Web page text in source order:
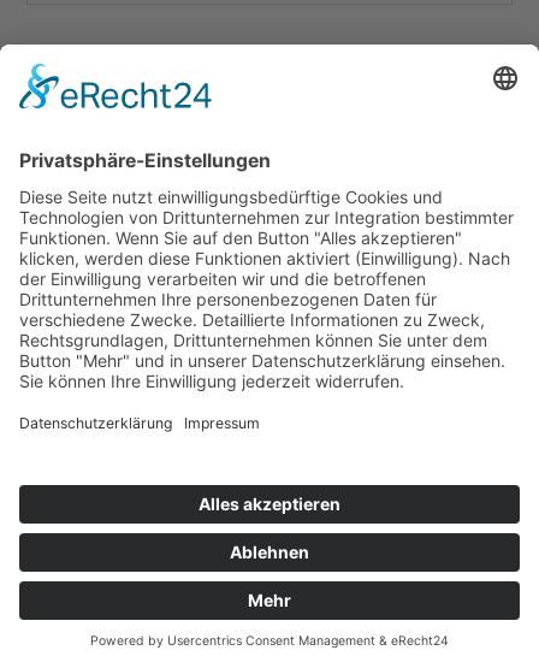
Aktuelle Themen
Das Publikum hat das letzte Wort
Die Pegeluhr kehrt zurück
„Lass dich nicht bange machen“ – zum Tod des
Rechtsextremismusforschers Alexander Häusler
Geschichte des AWO Berufsbildungszentrums:
Uta Raasch: Alles ist Inspiration
Destination Düsseldorf: Lust auf Zukunft
Brand Activators Club: Standlicht aus – Fernlicht an
Kategorien